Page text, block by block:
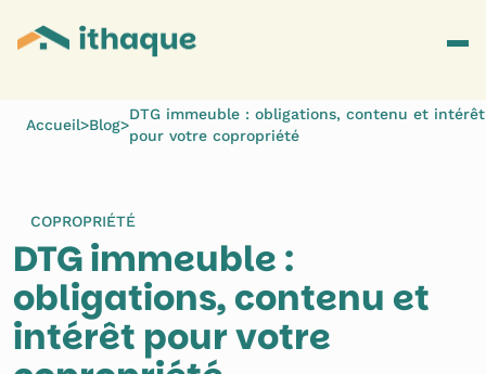
Accueil>Blog>
DTG immeuble : obligations, contenu et intérêt
pour votre copropriété
COPROPRIÉTÉ
DTG immeuble :
obligations, contenu et
intérêt pour votre